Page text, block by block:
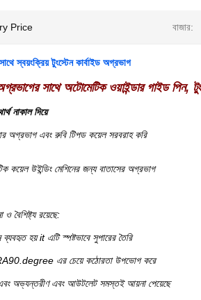
Price বাজার:
স্বয়ংক্রিয় টুংস্টেন কার্বাইড অগ্রভাগ
সাথে অটোমেটিক ওয়াইন্ডার গাইড পিন,
নাকাল দিয়ে
অগ্রভাগ এবং রুবি টিপড কয়েল সরবরাহ করি
কয়েল উইন্ডিং মেশিনের জন্য বাতাসের অগ্রভাগ
ও বৈশিষ্ট্য রয়েছে:
ব্যবহৃত হয় it এটি স্পষ্টভাবে সুপারের তৈরি
এর চেয়ে কঠোরতা উপভোগ করে
এবং অভ্যন্তরীণ এবং আউটলেট সমস্তই আয়না পেয়েছে